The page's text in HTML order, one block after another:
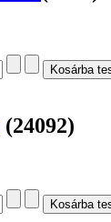
(24092)